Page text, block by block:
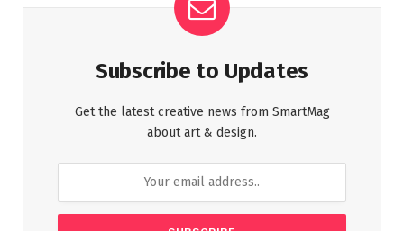
Subscribe to Updates
Get the latest creative news from SmartMag
about art & design.